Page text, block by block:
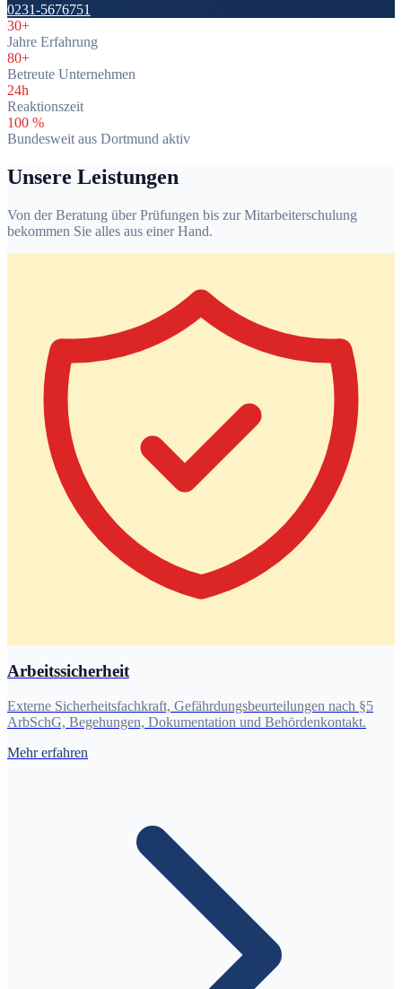
0231-5676751
30+
Jahre Erfahrung
80+
Betreute Unternehmen
24h
Reaktionszeit
100 %
Bundesweit aus Dortmund aktiv
Unsere Leistungen
Von der Beratung über Prüfungen bis zur Mitarbeiterschulung
bekommen Sie alles aus einer Hand.
Arbeitssicherheit
Externe Sicherheitsfachkraft, Gefährdungsbeurteilungen nach §5
ArbSchG, Begehungen, Dokumentation und Behördenkontakt.
Mehr erfahren